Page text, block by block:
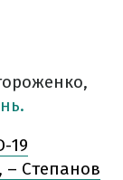
19
– Степанов